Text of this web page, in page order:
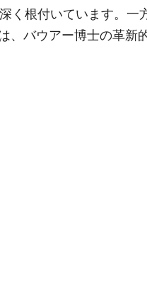
く根付いています。一
、バウアー博士の革新